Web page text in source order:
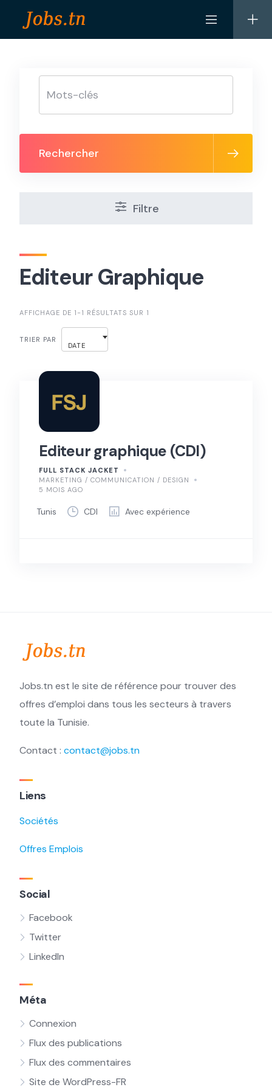
Rechercher
Filtre
Editeur Graphique
AFFICHAGE DE 1-1 RÉSULTATS SUR 1
TRIER PAR
DATE
Editeur graphique (CDI)
FULL STACK JACKET
MARKETING / COMMUNICATION / DESIGN
5 MOIS AGO
Tunis CDI Avec expérience
Jobs.tn est le site de référence pour trouver des
offres d’emploi dans tous les secteurs à travers
toute la Tunisie.
Contact : contact@jobs.tn
Liens
Sociétés
Offres Emplois
Social
Facebook
Twitter
LinkedIn
Méta
Connexion
Flux des publications
Flux des commentaires
Site de WordPress-FR